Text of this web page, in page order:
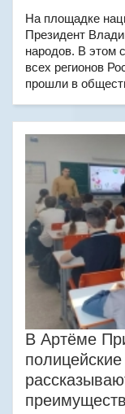
На площадке
Президент
народов. В этом
всех регионов
прошли в
В Артёме